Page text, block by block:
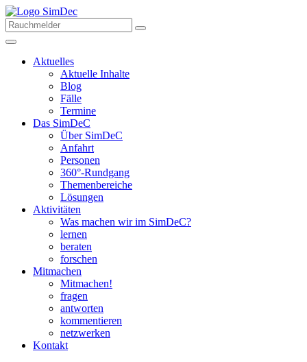
Aktuelles
Aktuelle Inhalte
Blog
Fälle
Termine
Das SimDeC
Über SimDeC
Anfahrt
Personen
360°-Rundgang
Themenbereiche
Lösungen
Aktivitäten
Was machen wir im SimDeC?
lernen
beraten
forschen
Mitmachen
Mitmachen!
fragen
antworten
kommentieren
netzwerken
Kontakt